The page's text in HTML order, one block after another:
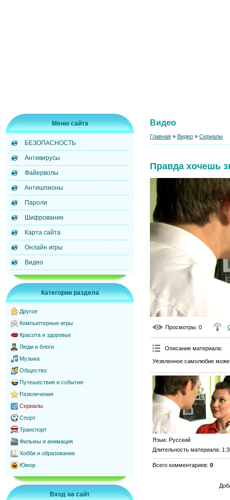
Меню сайта
БЕЗОПАСНОСТЬ
Антивирусы
Файерволы
Антишпионы
Пароли
Шифрование
Карта сайта
Онлайн игры
Видео
Категории раздела
Другое
Компьютерные игры
Красота и здоровье
Люди и блоги
Музыка
Общество
Путешествия и события
Развлечения
Сериалы
Спорт
Транспорт
Фильмы и анимация
Хобби и образование
Юмор
Вход на сайт
Видео
Главная » Видео » Сериалы
Правда хочешь
Просмотры: 0
Описание материала:
Уязвленное самолюбие
Язык: Русский
Длительность материала:
Всего комментариев: 0